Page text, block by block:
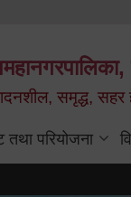
समृद्ध, सहर
परियोजना